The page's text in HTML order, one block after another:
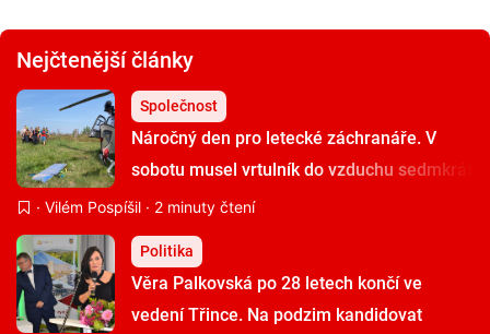
Nejčtenější články
Společnost
Náročný den pro letecké záchranáře. V
sobotu musel vrtulník do vzduchu sedmkrát
· Vilém Pospíšil · 2 minuty čtení
Politika
Věra Palkovská po 28 letech končí ve
vedení Třince. Na podzim kandidovat